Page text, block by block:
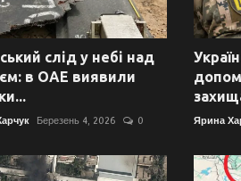
слід у небі над
в ОАЕ виявили
Березень 4, 2026 0 Ярина